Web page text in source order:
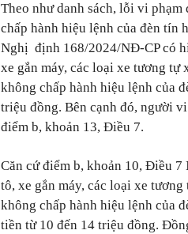
Theo như danh sách, lỗi vi
chấp hành hiệu lệnh của đèn tín
Nghị định 168/2024/NĐ-CP có
xe gắn máy, các loại xe tương tự
không chấp hành hiệu lệnh của
triệu đồng. Bên cạnh đó, người
điểm b, khoản 13, Điều 7.
Căn cứ điểm b, khoản 10, Điều
tô, xe gắn máy, các loại xe
không chấp hành hiệu lệnh của
tiền từ 10 đến 14 triệu đồng.